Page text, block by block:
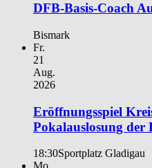
DFB-Basis-Coach
Bismark
Fr.
21
Aug.
2026
Eröffnungsspiel
Pokalauslosung der
18:30Sportplatz Gladigau